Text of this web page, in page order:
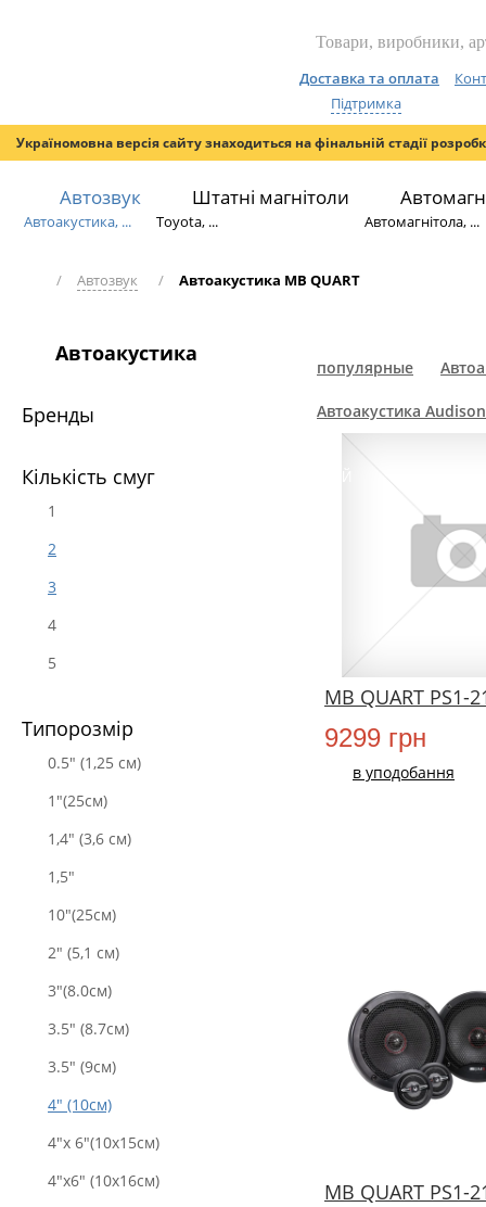
Доставка та оплата
Підтримка
Україномовна версія сайту знаходиться на фінальній стадії
Автозвук
Автоакустика, ...
Штатні магнітоли
Toyota, ... Автомагнітола, ...
/ Автозвук / Автоакустика MB QUART
Автоакустика
Бренды
Кількість смуг
1
2
3
4
5
Типорозмір
0.5" (1,25 см)
1"(25см)
1,4" (3,6 см)
1,5"
10"(25см)
2" (5,1 см)
3"(8.0см)
3.5" (8.7см)
3.5" (9см)
4" (10см)
4"x 6"(10x15см)
4"x6" (10х16см)
популярные
Автоакустика Audison
MB QUART PS1-
9299 грн
в уподобання
MB QUART PS1-